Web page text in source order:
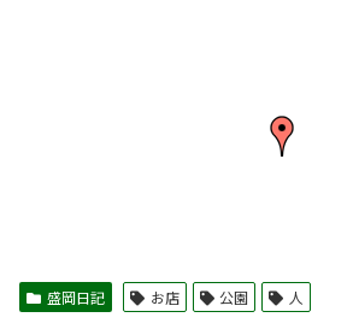
盛岡日記 お店 公園 人